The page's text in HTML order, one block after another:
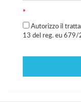
*
Autorizzo il
13 del reg. eu 679/